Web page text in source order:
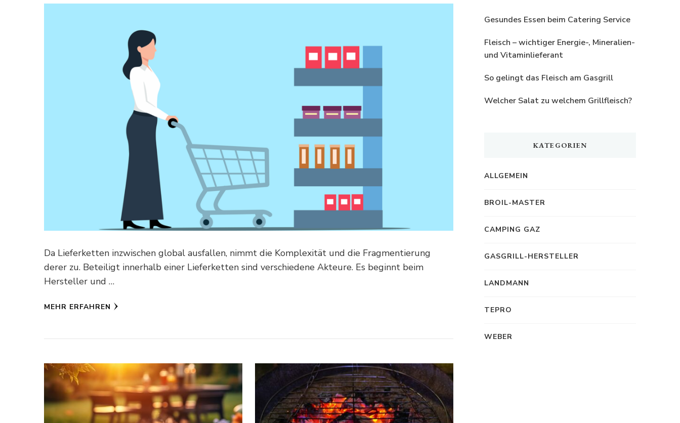
Da Lieferketten inzwischen global ausfallen, nimmt die Komplexität und die Fragmentierung
derer zu. Beteiligt innerhalb einer Lieferketten sind verschiedene Akteure. Es beginnt beim
Hersteller und …
MEHR ERFAHREN
Gesundes Essen beim Catering Service
Fleisch – wichtiger Energie-, Mineralien-
und Vitaminlieferant
So gelingt das Fleisch am Gasgrill
Welcher Salat zu welchem Grillfleisch?
KATEGORIEN
ALLGEMEIN
BROIL-MASTER
CAMPING GAZ
GASGRILL-HERSTELLER
LANDMANN
TEPRO
WEBER